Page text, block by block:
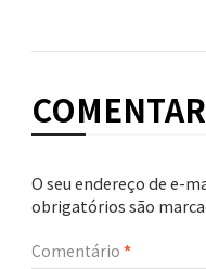
COMENTAR
O seu endereço de e-
obrigatórios são
Comentário *